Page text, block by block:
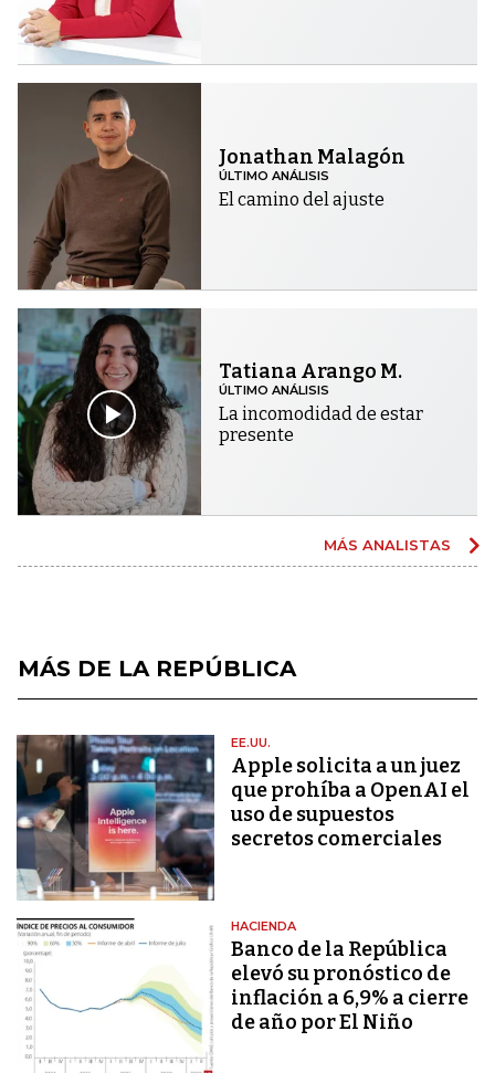
Jonathan Malagón
ÚLTIMO ANÁLISIS
El camino del ajuste
Tatiana Arango M.
ÚLTIMO ANÁLISIS
La incomodidad de estar
presente
MÁS ANALISTAS
MÁS DE LA REPÚBLICA
EE.UU.
Apple solicita a un juez
que prohíba a OpenAI el
uso de supuestos
secretos comerciales
HACIENDA
Banco de la República
elevó su pronóstico de
inflación a 6,9% a cierre
de año por El Niño